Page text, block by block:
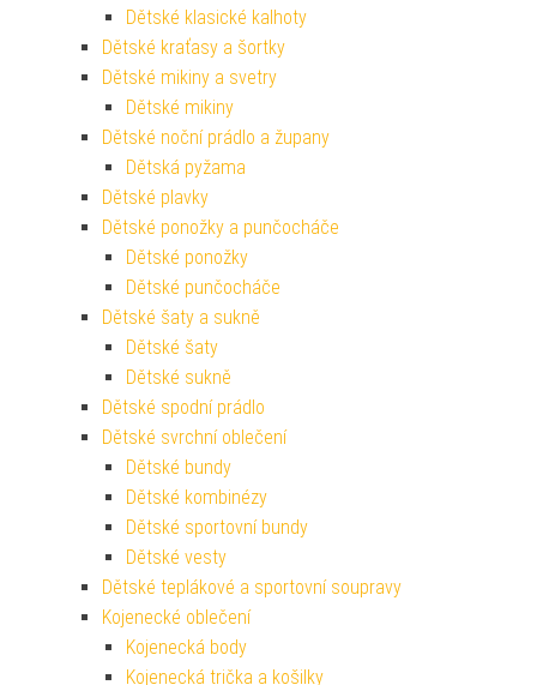
Dětské klasické kalhoty
Dětské kraťasy a šortky
Dětské mikiny a svetry
Dětské mikiny
Dětské noční prádlo a župany
Dětská pyžama
Dětské plavky
Dětské ponožky a punčocháče
Dětské ponožky
Dětské punčocháče
Dětské šaty a sukně
Dětské šaty
Dětské sukně
Dětské spodní prádlo
Dětské svrchní oblečení
Dětské bundy
Dětské kombinézy
Dětské sportovní bundy
Dětské vesty
Dětské teplákové a sportovní soupravy
Kojenecké oblečení
Kojenecká body
Kojenecká trička a košilky